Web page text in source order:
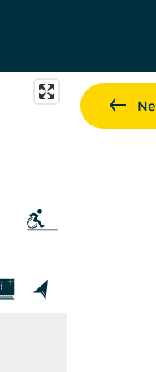
Sie als auf den